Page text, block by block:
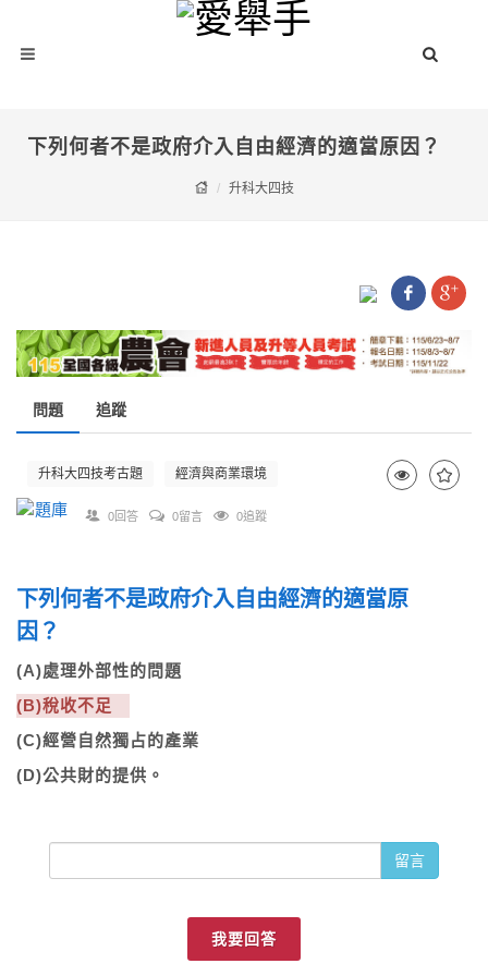
下列何者不是政府介入自由經濟的適當原因？
升科大四技
問題 追蹤
升科大四技考古題 經濟與商業環境
0回答 0留言 0追蹤
下列何者不是政府介入自由經濟的適當原
因？
(A)處理外部性的問題
(B)稅收不足
(C)經營自然獨占的產業
(D)公共財的提供。
留言
我要回答